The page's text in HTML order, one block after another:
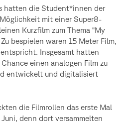
hatten die Student*innen der
mit einer Super8-
Kurzfilm zum Thema “My
bespielen waren 15 Meter Film,
Insgesamt hatten
einen analogen Film zu
entwickelt und digitalisiert
die Filmrollen das erste Mal
denn dort versammelten